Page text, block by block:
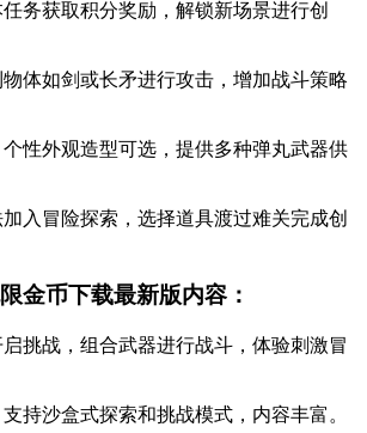
务获取积分奖励，解锁新场景进行创
体如剑或长矛进行攻击，增加战斗策略
性外观造型可选，提供多种弹丸武器供
入冒险探索，选择道具渡过难关完成创
金币下载最新版内容：
挑战，组合武器进行战斗，体验刺激冒
持沙盒式探索和挑战模式，内容丰富。